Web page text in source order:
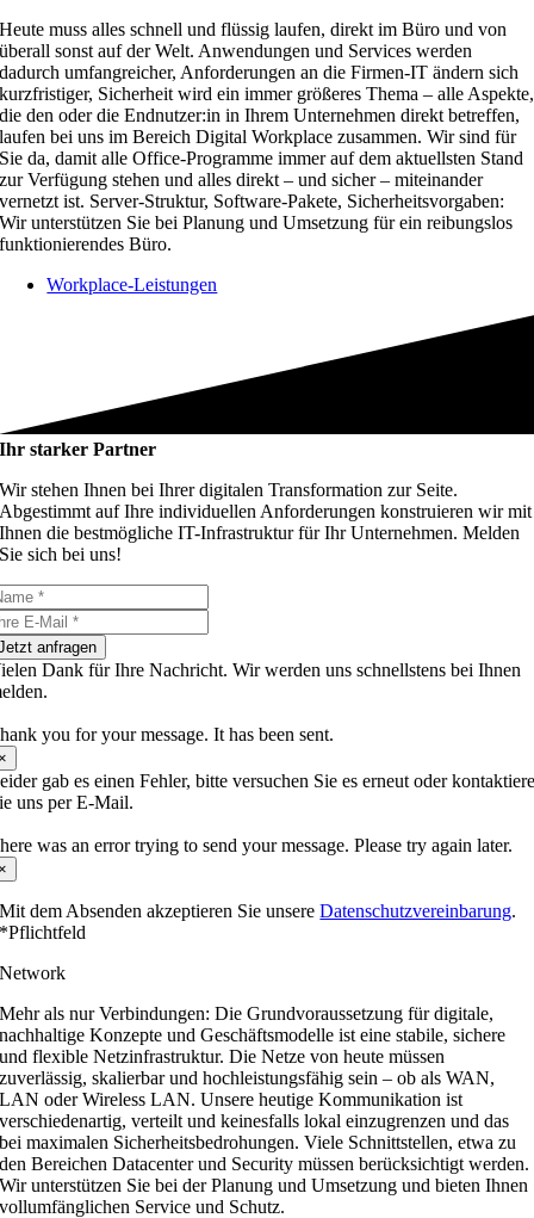
Heute muss alles schnell und flüssig laufen, direkt im Büro und von
überall sonst auf der Welt. Anwendungen und Services werden
dadurch umfangreicher, Anforderungen an die Firmen-IT ändern sich
kurzfristiger, Sicherheit wird ein immer größeres Thema – alle Aspekte,
die den oder die Endnutzer:in in Ihrem Unternehmen direkt betreffen,
laufen bei uns im Bereich Digital Workplace zusammen. Wir sind für
Sie da, damit alle Office-Programme immer auf dem aktuellsten Stand
zur Verfügung stehen und alles direkt – und sicher – miteinander
vernetzt ist. Server-Struktur, Software-Pakete, Sicherheitsvorgaben:
Wir unterstützen Sie bei Planung und Umsetzung für ein reibungslos
funktionierendes Büro.
Workplace-Leistungen
Ihr starker Partner
Wir stehen Ihnen bei Ihrer digitalen Transformation zur Seite.
Abgestimmt auf Ihre individuellen Anforderungen konstruieren wir mit
Ihnen die bestmögliche IT-Infrastruktur für Ihr Unternehmen. Melden
Sie sich bei uns!
anfragen
Dank für Ihre Nachricht. Wir werden uns schnellstens bei Ihnen
you for your message. It has been sent.
gab es einen Fehler, bitte versuchen Sie es erneut oder
uns per E-Mail.
was an error trying to send your message. Please try again later.
Mit dem Absenden akzeptieren Sie unsereDatenschutzvereinbarung.
*Pflichtfeld
Network
Mehr als nur Verbindungen: Die Grundvoraussetzung für digitale,
nachhaltige Konzepte und Geschäftsmodelle ist eine stabile, sichere
und flexible Netzinfrastruktur. Die Netze von heute müssen
zuverlässig, skalierbar und hochleistungsfähig sein – ob als WAN,
LAN oder Wireless LAN. Unsere heutige Kommunikation ist
verschiedenartig, verteilt und keinesfalls lokal einzugrenzen und das
bei maximalen Sicherheitsbedrohungen. Viele Schnittstellen, etwa zu
den Bereichen Datacenter und Security müssen berücksichtigt werden.
Wir unterstützen Sie bei der Planung und Umsetzung und bieten Ihnen
vollumfänglichen Service und Schutz.